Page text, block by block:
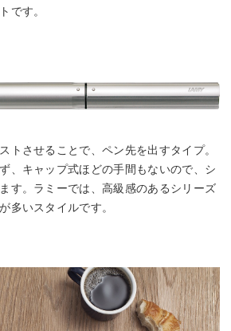
です。
トさせることで、ペン先を出すタイプ。
、キャップ式ほどの手間もないので、シ
す。ラミーでは、高級感のあるシリーズ
多いスタイルです。